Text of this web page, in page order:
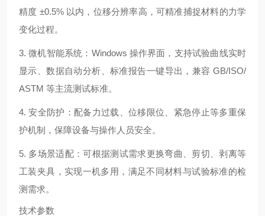
精度 ±0.5% 以内，位移分辨率高，可精准捕捉材料的力学
变化过程。
3. 微机智能系统：Windows 操作界面，支持试验曲线实时
显示、数据自动分析、标准报告一键导出，兼容 GB/ISO/
ASTM 等主流测试标准。
4. 安全防护：配备力过载、位移限位、紧急停止等多重保
护机制，保障设备与操作人员安全。
5. 多场景适配：可根据测试需求更换弯曲、剪切、剥离等
工装夹具，实现一机多用，满足不同材料与试验标准的检
测需求。
技术参数